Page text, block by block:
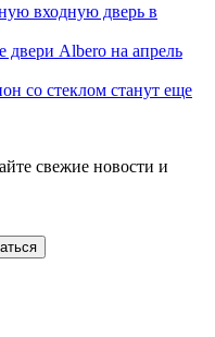
входную дверь в
Albero на апрель
со стеклом станут еще
свежие новости и